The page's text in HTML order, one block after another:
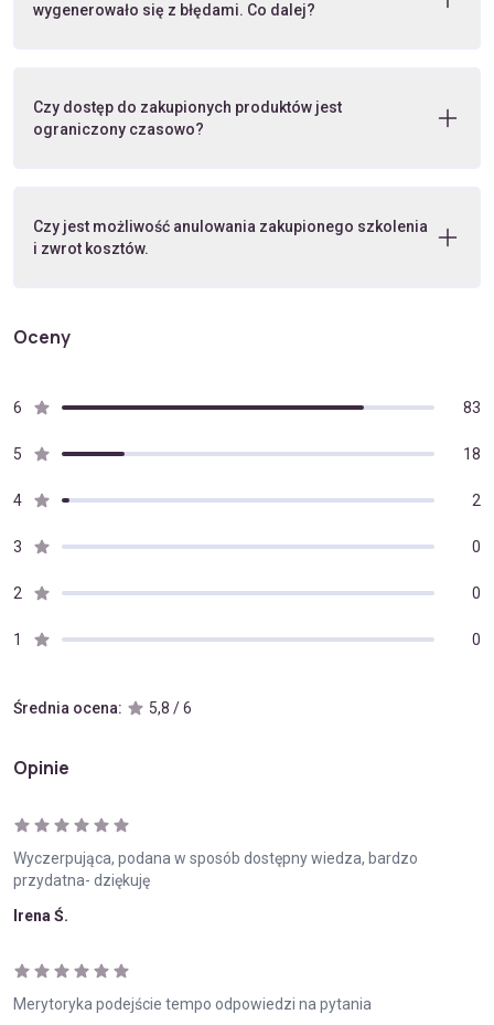
wygenerowało się z błędami. Co dalej?
Czy dostęp do zakupionych produktów jest
ograniczony czasowo?
Czy jest możliwość anulowania zakupionego szkolenia
i zwrot kosztów.
Oceny
6 83
5 18
4 2
3 0
2 0
1 0
Średnia ocena: 5,8 / 6
Opinie
Wyczerpująca, podana w sposób dostępny wiedza, bardzo
przydatna- dziękuję
Irena Ś.
Merytoryka podejście tempo odpowiedzi na pytania